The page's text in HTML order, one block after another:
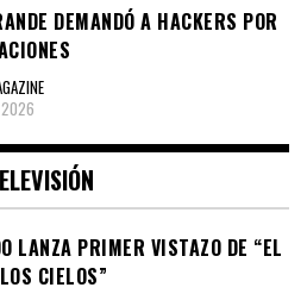
DEMANDÓ A HACKERS POR
2026
LANZA PRIMER VISTAZO DE “EL
CIELOS”